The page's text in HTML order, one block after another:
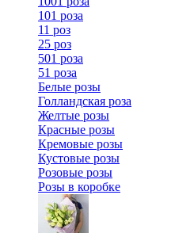
101 роза
11 роз
25 роз
501 роза
51 роза
Белые розы
Голландская роза
Желтые розы
Красные розы
Кремовые розы
Кустовые розы
Розовые розы
Розы в коробке